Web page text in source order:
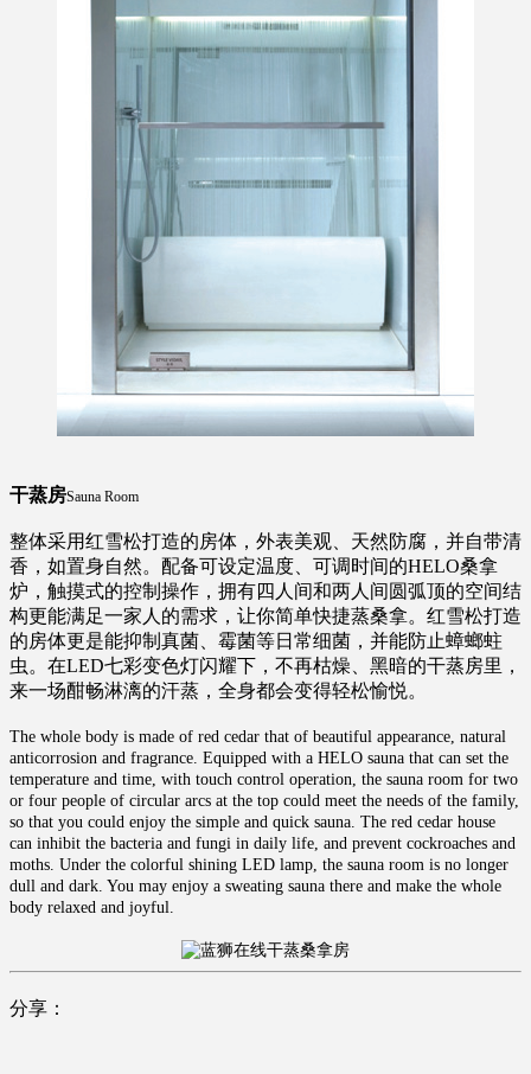
干蒸房Sauna Room
整体采用红雪松打造的房体，外表美观、天然防腐，并自带清
香，如置身自然。配备可设定温度、可调时间的HELO桑拿
炉，触摸式的控制操作，拥有四人间和两人间圆弧顶的空间结
构更能满足一家人的需求，让你简单快捷蒸桑拿。红雪松打造
的房体更是能抑制真菌、霉菌等日常细菌，并能防止蟑螂蛀
虫。在LED七彩变色灯闪耀下，不再枯燥、黑暗的干蒸房里，
来一场酣畅淋漓的汗蒸，全身都会变得轻松愉悦。
The whole body is made of red cedar that of beautiful appearance, natural
anticorrosion and fragrance. Equipped with a HELO sauna that can set the
temperature and time, with touch control operation, the sauna room for two
or four people of circular arcs at the top could meet the needs of the family,
so that you could enjoy the simple and quick sauna. The red cedar house
can inhibit the bacteria and fungi in daily life, and prevent cockroaches and
moths. Under the colorful shining LED lamp, the sauna room is no longer
dull and dark. You may enjoy a sweating sauna there and make the whole
body relaxed and joyful.
分享：